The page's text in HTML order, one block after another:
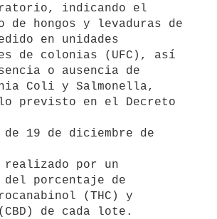
indicando el
en unidades
o ausencia de
lo previsto en el Decreto
por un
porcentaje de
de cada lote.